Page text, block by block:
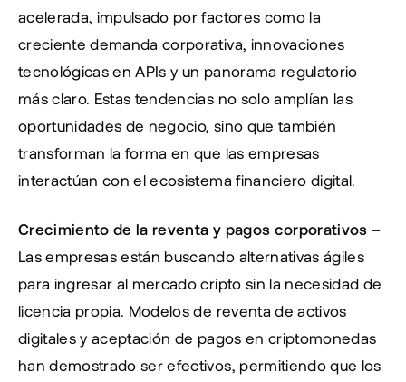
acelerada, impulsado por factores como la
creciente demanda corporativa, innovaciones
tecnológicas en APIs y un panorama regulatorio
más claro. Estas tendencias no solo amplían las
oportunidades de negocio, sino que también
transforman la forma en que las empresas
interactúan con el ecosistema financiero digital.
Las empresas están buscando alternativas ágiles
para ingresar al mercado cripto sin la necesidad de
licencia propia. Modelos de reventa de activos
digitales y aceptación de pagos en criptomonedas
han demostrado ser efectivos, permitiendo que los